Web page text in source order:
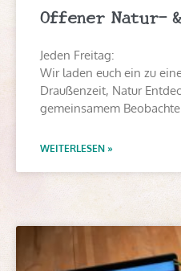
Offener Natur-
Jeden Freitag:
Wir laden euch ein zu
Draußenzeit, Natur
gemeinsamem
WEITERLESEN »